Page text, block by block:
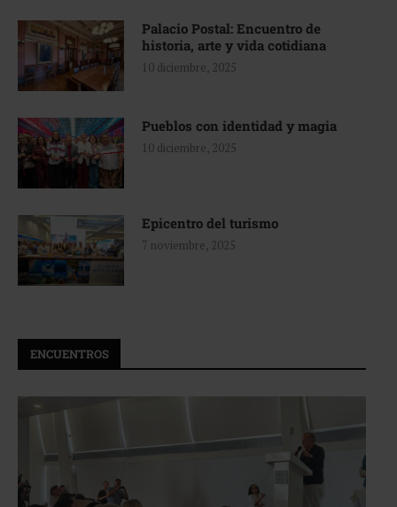
Palacio Postal: Encuentro de
historia, arte y vida cotidiana
10 diciembre, 2025
Pueblos con identidad y magia
10 diciembre, 2025
Epicentro del turismo
7 noviembre, 2025
ENCUENTROS